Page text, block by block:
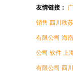
友情链接：
销售 四川秩
有限公司 海
公司 软件 上
有限公司 四